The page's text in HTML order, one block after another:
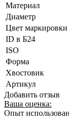
Материал
Диаметр
Цвет маркировки
ID в Б24
ISO
Форма
Хвостовик
Артикул
Добавить отзыв
Ваша оценка:
Опыт